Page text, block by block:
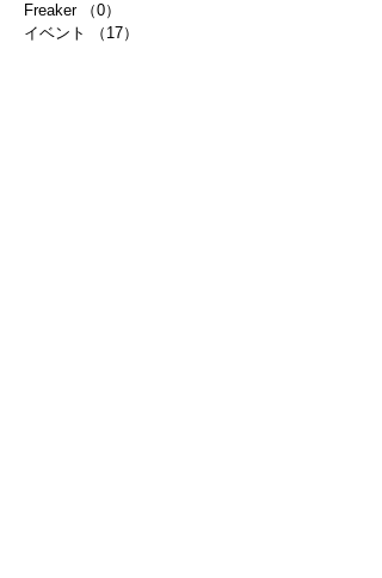
Freaker
（0）
イベント
（17）